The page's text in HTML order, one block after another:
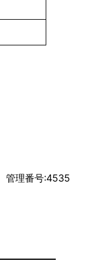
管理番号:4535